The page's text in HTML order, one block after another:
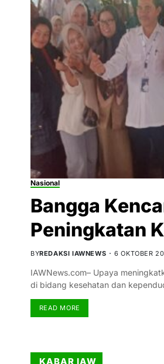
Nasional
Bangga
Peningkatan
BYREDAKSI IAWNEWS 6 OKTOBER
IAWNews.com– Upaya
di bidang kesehatan dan
READ MORE
KABAR IAW